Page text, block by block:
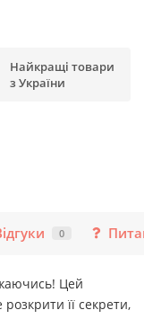
Найкращі товари
з України
0
Цей
її секрети,